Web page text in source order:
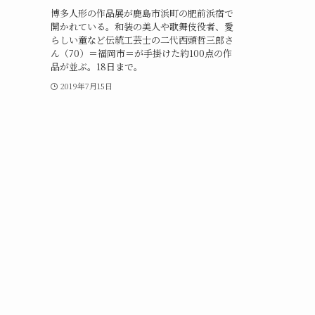
博多人形の作品展が鹿島市浜町の肥前浜宿で
開かれている。和装の美人や歌舞伎役者、愛
らしい童など伝統工芸士の二代西頭哲三郎さ
ん（70）＝福岡市＝が手掛けた約100点の作
品が並ぶ。18日まで。
2019年7月15日